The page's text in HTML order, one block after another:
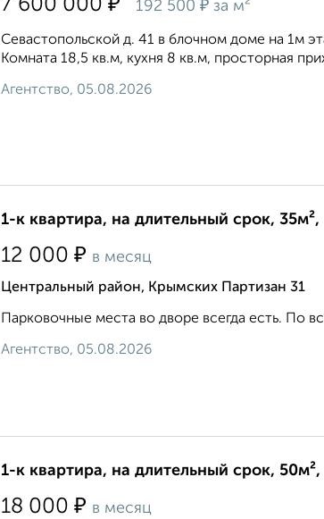
7 600 000 192 500 ₽ за м²
Севастопольской д. 41 в блочном доме на 1м
Комната 18,5 кв.м, кухня 8 кв.м, просторная
Агентство, 05.08.2026
1-к квартира, на длительный срок,
12 000 ₽ в месяц
Центральный район, Крымских Партизан 31
Парковочные места во дворе всегда есть. По
Агентство, 05.08.2026
1-к квартира, на длительный срок,
18 000 ₽ в месяц